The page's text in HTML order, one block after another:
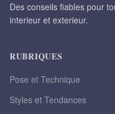
Des conseils fiables pour
interieur et exterieur.
RUBRIQUES
Pose et Technique
Styles et Tendances